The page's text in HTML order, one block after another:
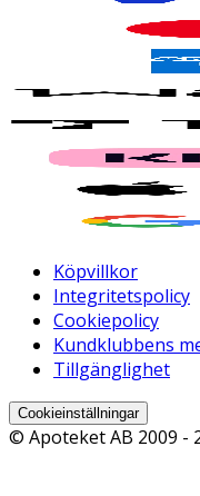
Köpvillkor
Integritetspolicy
Cookiepolicy
Kundklubbens
Tillgänglighet
Cookieinställningar
© Apoteket AB 2009 -